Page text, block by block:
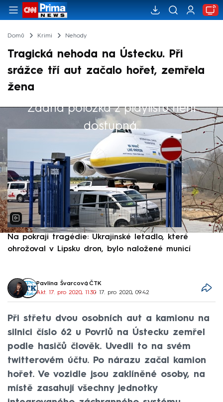
Domů Krimi Nehody
Tragická nehoda na Ústecku. Při
srážce tří aut začalo hořet, zemřela
žena
Žádná položka z playlistu není
dostupná.
Výběr redakce
Na pokraji tragédie: Ukrajinské letadlo, které
ohrožoval v Lipsku dron, bylo naložené municí
Pavlína Švarcová, ČTK
Akt. 17. pro 2020, 11:30• 17. pro 2020, 09:42
Při střetu dvou osobních aut a kamionu na
silnici číslo 62 u Povrlů na Ústecku zemřel
podle hasičů člověk. Uvedli to na svém
twitterovém účtu. Po nárazu začal kamion
hořet. Ve vozidle jsou zaklíněné osoby, na
místě zasahují všechny jednotky